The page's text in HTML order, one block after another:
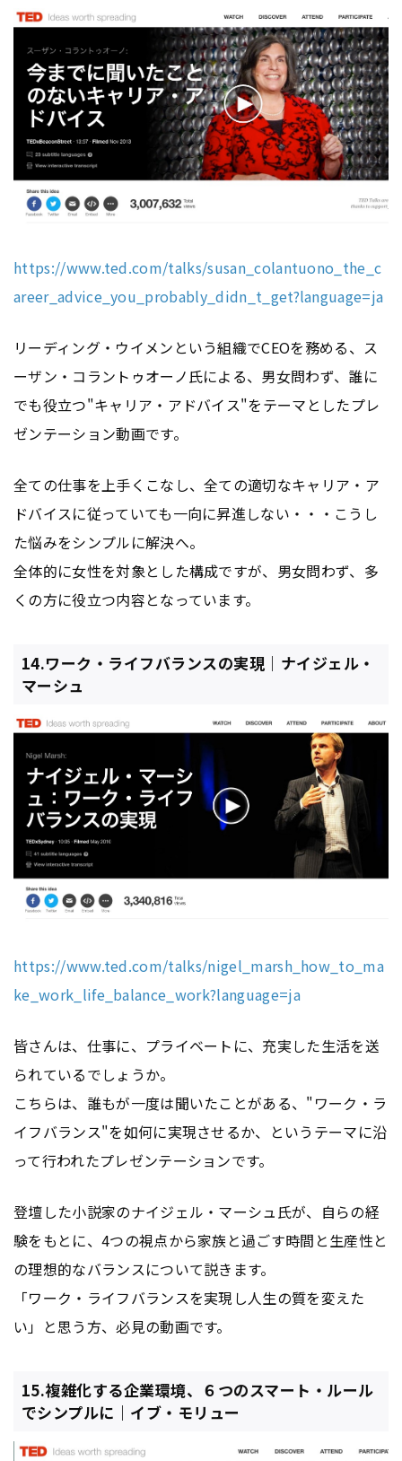
https://www.ted.com/talks/susan_colantuono_the_c
areer_advice_you_probably_didn_t_get?language=ja
リーディング・ウイメンという組織でCEOを務める、ス
ーザン・コラントゥオーノ氏による、男女問わず、誰に
でも役立つ"キャリア・アドバイス"をテーマとしたプレ
ゼンテーション動画です。
全ての仕事を上手くこなし、全ての適切なキャリア・ア
ドバイスに従っていても一向に昇進しない・・・こうし
た悩みをシンプルに解決へ。
全体的に女性を対象とした構成ですが、男女問わず、多
くの方に役立つ内容となっています。
14.ワーク・ライフバランスの実現｜ナイジェル・
マーシュ
https://www.ted.com/talks/nigel_marsh_how_to_ma
ke_work_life_balance_work?language=ja
皆さんは、仕事に、プライベートに、充実した生活を送
られているでしょうか。
こちらは、誰もが一度は聞いたことがある、"ワーク・ラ
イフバランス"を如何に実現させるか、というテーマに沿
って行われたプレゼンテーションです。
登壇した小説家のナイジェル・マーシュ氏が、自らの経
験をもとに、4つの視点から家族と過ごす時間と生産性と
の理想的なバランスについて説きます。
「ワーク・ライフバランスを実現し人生の質を変えた
い」と思う方、必見の動画です。
15.複雑化する企業環境、６つのスマート・ルール
でシンプルに｜イブ・モリュー